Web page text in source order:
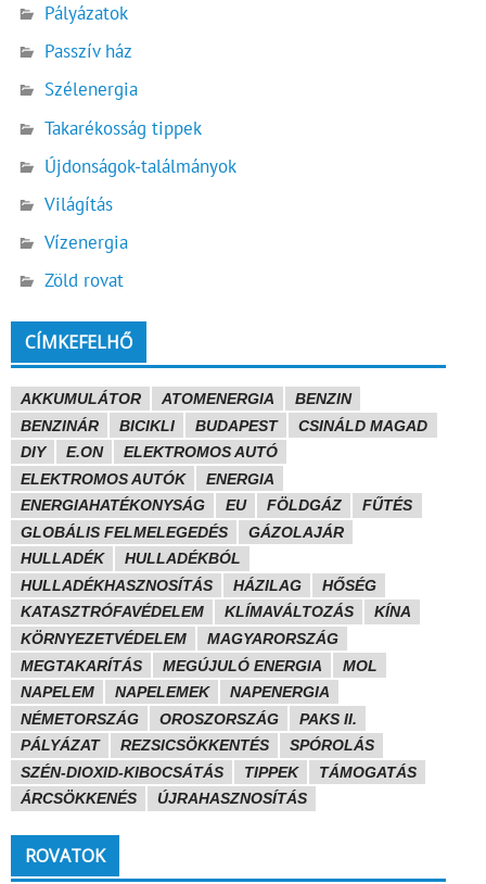
Pályázatok
Passzív ház
Szélenergia
Takarékosság tippek
Újdonságok-találmányok
Világítás
Vízenergia
Zöld rovat
CÍMKEFELHŐ
AKKUMULÁTOR ATOMENERGIA
BENZIN
BENZINÁR
BICIKLI BUDAPEST
CSINÁLD MAGAD
DIY
E.ON
ELEKTROMOS AUTÓ
ELEKTROMOS AUTÓK
ENERGIA
ENERGIAHATÉKONYSÁG
EU FÖLDGÁZ
FŰTÉS
GLOBÁLIS FELMELEGEDÉS
GÁZOLAJÁR
HULLADÉK
HULLADÉKBÓL
HULLADÉKHASZNOSÍTÁS
HÁZILAG
HŐSÉG
KATASZTRÓFAVÉDELEM
KLÍMAVÁLTOZÁS
KÍNA
KÖRNYEZETVÉDELEM
MAGYARORSZÁG
MEGTAKARÍTÁS
MEGÚJULÓ ENERGIA
MOL
NAPELEM
NAPELEMEK
NAPENERGIA
NÉMETORSZÁG
OROSZORSZÁG
PAKS II.
PÁLYÁZAT
REZSICSÖKKENTÉS
SPÓROLÁS
SZÉN-DIOXID-KIBOCSÁTÁS
TIPPEK
TÁMOGATÁS
ÁRCSÖKKENÉS
ÚJRAHASZNOSÍTÁS
ROVATOK